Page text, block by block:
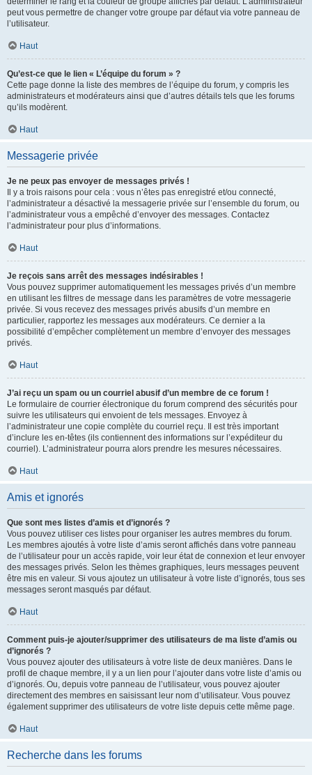
peut vous permettre de changer votre groupe par défaut via votre panneau de
l’utilisateur.
Haut
Qu’est-ce que le lien « L’équipe du forum » ?
Cette page donne la liste des membres de l’équipe du forum, y compris les
administrateurs et modérateurs ainsi que d’autres détails tels que les forums
qu’ils modèrent.
Haut
Messagerie privée
Je ne peux pas envoyer de messages privés !
Il y a trois raisons pour cela : vous n’êtes pas enregistré et/ou connecté,
l’administrateur a désactivé la messagerie privée sur l’ensemble du forum, ou
l’administrateur vous a empêché d’envoyer des messages. Contactez
l’administrateur pour plus d’informations.
Haut
Je reçois sans arrêt des messages indésirables !
Vous pouvez supprimer automatiquement les messages privés d’un membre
en utilisant les filtres de message dans les paramètres de votre messagerie
privée. Si vous recevez des messages privés abusifs d’un membre en
particulier, rapportez les messages aux modérateurs. Ce dernier a la
possibilité d’empêcher complètement un membre d’envoyer des messages
privés.
Haut
J’ai reçu un spam ou un courriel abusif d’un membre de ce forum !
Le formulaire de courrier électronique du forum comprend des sécurités pour
suivre les utilisateurs qui envoient de tels messages. Envoyez à
l’administrateur une copie complète du courriel reçu. Il est très important
d’inclure les en-têtes (ils contiennent des informations sur l’expéditeur du
courriel). L’administrateur pourra alors prendre les mesures nécessaires.
Haut
Amis et ignorés
Que sont mes listes d’amis et d’ignorés ?
Vous pouvez utiliser ces listes pour organiser les autres membres du forum.
Les membres ajoutés à votre liste d’amis seront affichés dans votre panneau
de l’utilisateur pour un accès rapide, voir leur état de connexion et leur envoyer
des messages privés. Selon les thèmes graphiques, leurs messages peuvent
être mis en valeur. Si vous ajoutez un utilisateur à votre liste d’ignorés, tous ses
messages seront masqués par défaut.
Haut
Comment puis-je ajouter/supprimer des utilisateurs de ma liste d’amis ou
d’ignorés ?
Vous pouvez ajouter des utilisateurs à votre liste de deux manières. Dans le
profil de chaque membre, il y a un lien pour l’ajouter dans votre liste d’amis ou
d’ignorés. Ou, depuis votre panneau de l’utilisateur, vous pouvez ajouter
directement des membres en saisissant leur nom d’utilisateur. Vous pouvez
également supprimer des utilisateurs de votre liste depuis cette même page.
Haut
Recherche dans les forums